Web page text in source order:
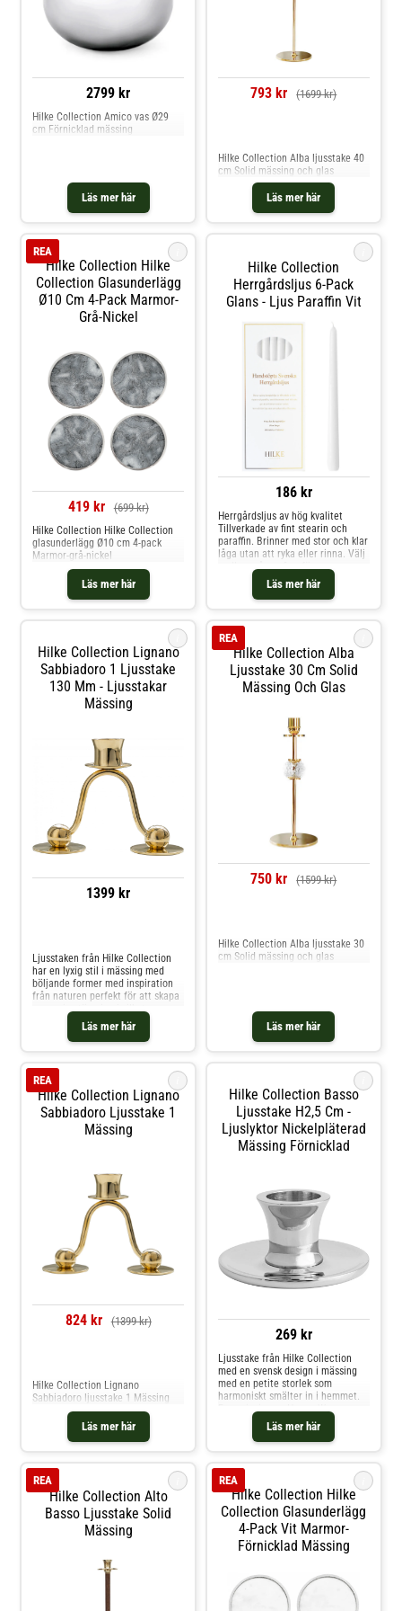
till att ljusen är oåtkomliga för
hos Royal Design.
2799 kr
Läs mer här
Hilke Collection Amico vas Ø29
cm Förnicklad mässing
793 kr (1699 kr)
Läs mer här
Hilke Collection Alba ljusstake 40
cm Solid mässing och glas
Hilke Collection Hilke
Collection Glasunderlägg
Ø10 Cm 4-Pack Marmor-
Grå-Nickel
REA
419 kr (699 kr)
Läs mer här
Hilke Collection Hilke Collection
glasunderlägg Ø10 cm 4-pack
Marmor-grå-nickel
Hilke Collection
Herrgårdsljus 6-Pack
Glans - Ljus Paraffin Vit
186 kr
Läs mer här
Herrgårdsljus av hög kvalitet
Tillverkade av fint stearin och
paraffin. Brinner med stor och klar
låga utan att ryka eller rinna. Välj
mellan många fina färger.
Levereras i en fin förpackning,
perfekt att ge bort i present. 6
stycken ljus. 30 cm långa. Brinntid
och mer Ljusstakar & Ljuslyktor
hos Royal Design.
Hilke Collection Lignano
Sabbiadoro 1 Ljusstake
130 Mm - Ljusstakar
Mässing
1399 kr
Läs mer här
Ljusstaken från Hilke Collection
har en lyxig stil i mässing med
böljande former med inspiration
från naturen perfekt för att skapa
som helst. Tillverkad i Sverige.
Formgivning av Hanna Wessman.
Om ljusstaken från Hilke
uppskattas för den tidlösa
designen.- Lignano Sabbiadoro är
också omtyckt för den
naturinspirerade formen.-
Ljusstaken finns i olika storlekar.-
Tillverkad i Sverige. Skötselråd för
ursprungliga finishen. Shoppa
Ljusstakar och mer Ljusstakar &
Ljuslyktor hos Royal Design.
Hilke Collection Alba
Ljusstake 30 Cm Solid
Mässing Och Glas
REA
750 kr (1599 kr)
Läs mer här
Hilke Collection Alba ljusstake 30
cm Solid mässing och glas
Hilke Collection Lignano
Sabbiadoro Ljusstake 1
Mässing
REA
824 kr (1399 kr)
Läs mer här
Hilke Collection Lignano
Sabbiadoro ljusstake 1 Mässing
Hilke Collection Basso
Ljusstake H2,5 Cm -
Ljuslyktor Nickelpläterad
Mässing Förnicklad
269 kr
Läs mer här
Ljusstake från Hilke Collection
med en svensk design i mässing
med en petite storlek som
harmoniskt smälter in i hemmet.
Formgivning av Hanna Wessman.
Om ljusstaken från Hilke
Collection- Formgivning av Hanna
Wessman.- Tillverkad av mässing.-
Kombinera ljusstaken med en
matchande Alto Basso H39 cm
ljusstake från Hilke Collection.-
Levereras i presentförpackning.
Shoppa Ljuslyktor och mer
Ljusstakar & Ljuslyktor hos Royal
Design.
Hilke Collection Alto
Basso Ljusstake Solid
Mässing
REA
Hilke Collection Hilke
Collection Glasunderlägg
4-Pack Vit Marmor-
Förnicklad Mässing
REA